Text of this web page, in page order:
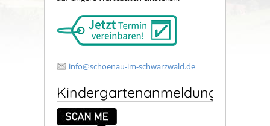
info@schoenau-im-schwarzwald.de
Kindergartenanmeldung